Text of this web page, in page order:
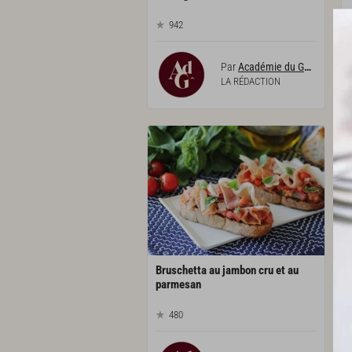
942
ParAcadémie du Goût
LA RÉDACTION
Bruschetta au jambon cru et au
parmesan
480